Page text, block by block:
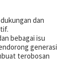
dan
bebagai isu
generasi
terobosan